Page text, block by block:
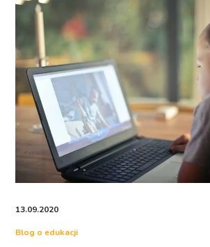
13.09.2020
Blog o edukacji